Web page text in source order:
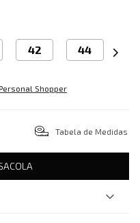
42 44
Shopper
Tabela de Medidas